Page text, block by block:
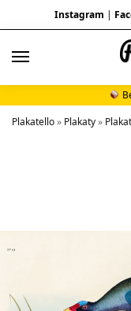
Instagram |
Plakatello» Plakaty»